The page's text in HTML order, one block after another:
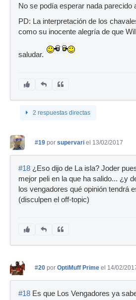
No se podía esperar nada parecido
PD: La interpretación de los
como su inocente alegría de que
saludar.
2 respuestas directas
#19 por supervari el 13/02/2017
#18 ¿Eso dijo de La isla? Joder
mejor peli en la que ha salido... ¿y
los vengadores qué opinión tendrá
(disculpen el off-topic)
#20 por OptiMuff Prime el 14/02/
#18 Es que Los Vengadores ya